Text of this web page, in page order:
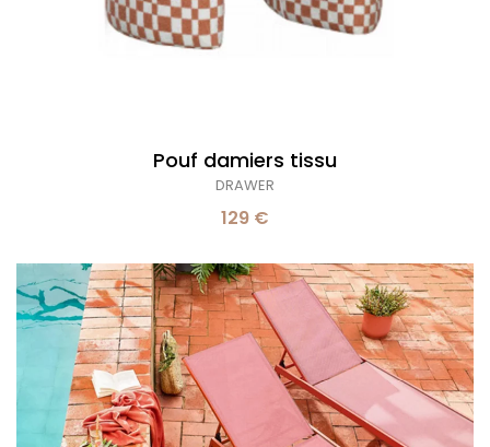
Pouf damiers tissu
DRAWER
129 €
Lot
de
2
transats
acier